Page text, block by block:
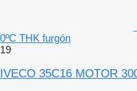
0ºC THK furgón
19
IVECO 35C16 MOTOR